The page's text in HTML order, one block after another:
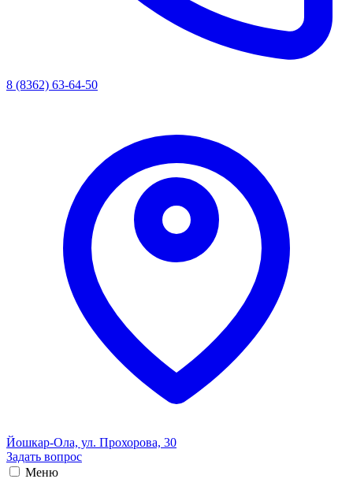
8 (8362) 63-64-50
Йошкар-Ола, ул. Прохорова, 30
Задать вопрос
Меню